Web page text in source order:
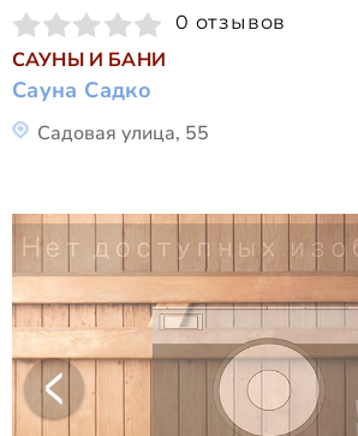
0 отзывов
САУНЫ И БАНИ
Сауна Садко
Садовая улица, 55